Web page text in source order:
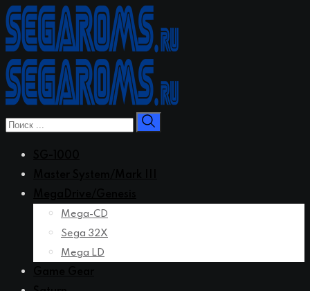
Перейти
к
контенту
Mega-CD
Sega 32X
Mega LD